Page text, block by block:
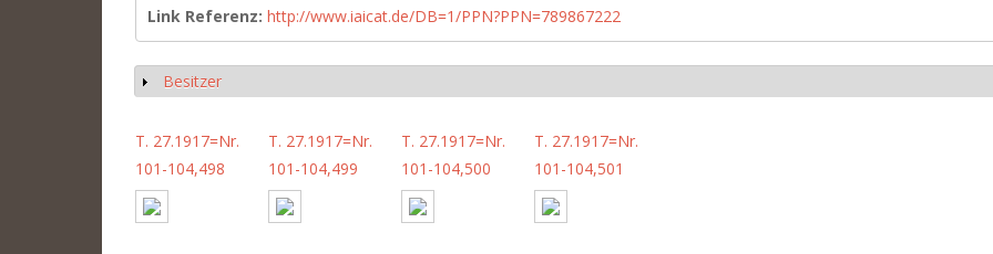
Link Referenz: http://www.iaicat.de/DB=1/PPN?PPN=789867222
Show
Besitzer
T. 27.1917=Nr.
101-104,498
T. 27.1917=Nr.
101-104,499
T. 27.1917=Nr.
101-104,500
T. 27.1917=Nr.
101-104,501